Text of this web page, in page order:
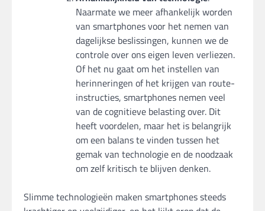
Naarmate we meer afhankelijk worden
van smartphones voor het nemen van
dagelijkse beslissingen, kunnen we de
controle over ons eigen leven verliezen.
Of het nu gaat om het instellen van
herinneringen of het krijgen van route-
instructies, smartphones nemen veel
van de cognitieve belasting over. Dit
heeft voordelen, maar het is belangrijk
om een balans te vinden tussen het
gemak van technologie en de noodzaak
om zelf kritisch te blijven denken.
Slimme technologieën maken smartphones steeds